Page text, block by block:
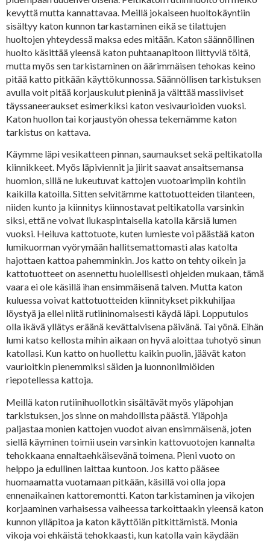
kevyttä mutta kannattavaa. Meillä jokaiseen huoltokäyntiin
sisältyy katon kunnon tarkastaminen eikä se tilattujen
huoltojen yhteydessä maksa edes mitään. Katon säännöllinen
huolto käsittää yleensä katon puhtaanapitoon liittyviä töitä,
mutta myös sen tarkistaminen on äärimmäisen tehokas keino
pitää katto pitkään käyttökunnossa. Säännöllisen tarkistuksen
avulla voit pitää korjauskulut pieninä ja välttää massiiviset
täyssaneeraukset esimerkiksi katon vesivaurioiden vuoksi.
Katon huollon tai korjaustyön ohessa tekemämme katon
tarkistus on kattava.
Käymme läpi vesikatteen pinnan, saumaukset sekä peltikatolla
kiinnikkeet. Myös läpiviennit ja jiirit saavat ansaitsemansa
huomion, sillä ne lukeutuvat kattojen vuotoarimpiin kohtiin
kaikilla katoilla. Sitten selvitämme kattotuotteiden tilanteen,
niiden kunto ja kiinnitys kiinnostavat peltikatolla varsinkin
siksi, että ne voivat liukaspintaisella katolla kärsiä lumen
vuoksi. Heiluva kattotuote, kuten lumieste voi päästää katon
lumikuorman vyörymään hallitsemattomasti alas katolta
hajottaen kattoa pahemminkin. Jos katto on tehty oikein ja
kattotuotteet on asennettu huolellisesti ohjeiden mukaan, tämä
vaara ei ole käsillä ihan ensimmäisenä talven. Mutta katon
kuluessa voivat kattotuotteiden kiinnitykset pikkuhiljaa
löystyä ja ellei niitä rutiininomaisesti käydä läpi. Lopputulos
olla ikävä yllätys eräänä kevättalvisena päivänä. Tai yönä. Eihän
lumi katso kellosta mihin aikaan on hyvä aloittaa tuhotyö sinun
katollasi. Kun katto on huollettu kaikin puolin, jäävät katon
vaurioitkin pienemmiksi säiden ja luonnonilmiöiden
riepotellessa kattoja.
Meillä katon rutiinihuollotkin sisältävät myös yläpohjan
tarkistuksen, jos sinne on mahdollista päästä. Yläpohja
paljastaa monien kattojen vuodot aivan ensimmäisenä, joten
siellä käyminen toimii usein varsinkin kattovuotojen kannalta
tehokkaana ennaltaehkäisevänä toimena. Pieni vuoto on
helppo ja edullinen laittaa kuntoon. Jos katto pääsee
huomaamatta vuotamaan pitkään, käsillä voi olla jopa
ennenaikainen kattoremontti. Katon tarkistaminen ja vikojen
korjaaminen varhaisessa vaiheessa tarkoittaakin yleensä katon
kunnon ylläpitoa ja katon käyttöiän pitkittämistä. Monia
vikoja voi ehkäistä tehokkaasti, kun katolla vain käydään